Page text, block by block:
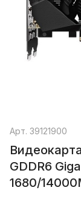
Арт. 39121900
GDDR6
1680/